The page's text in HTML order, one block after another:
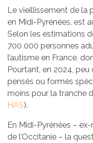
Le vieillissement de la
en Midi-Pyrénées, est
Selon les estimations
700 000 personnes
l’autisme en France,
Pourtant, en 2024,
pensés ou formés
moins pour la tranche
HAS).
En Midi-Pyrénées –
de l’Occitanie – la